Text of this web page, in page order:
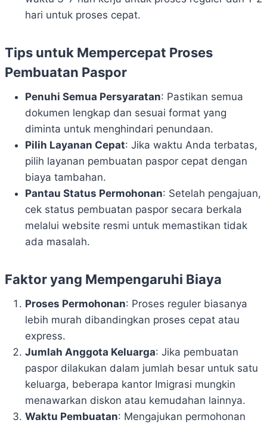
hari untuk proses cepat.
Tips untuk Mempercepat Proses
Pembuatan Paspor
Penuhi Semua Persyaratan: Pastikan semua
dokumen lengkap dan sesuai format yang
diminta untuk menghindari penundaan.
Pilih Layanan Cepat: Jika waktu Anda terbatas,
pilih layanan pembuatan paspor cepat dengan
biaya tambahan.
Pantau Status Permohonan: Setelah pengajuan,
cek status pembuatan paspor secara berkala
melalui website resmi untuk memastikan tidak
ada masalah.
Faktor yang Mempengaruhi Biaya
Proses Permohonan: Proses reguler biasanya
lebih murah dibandingkan proses cepat atau
express.
Jumlah Anggota Keluarga: Jika pembuatan
paspor dilakukan dalam jumlah besar untuk satu
keluarga, beberapa kantor Imigrasi mungkin
menawarkan diskon atau kemudahan lainnya.
Waktu Pembuatan: Mengajukan permohonan